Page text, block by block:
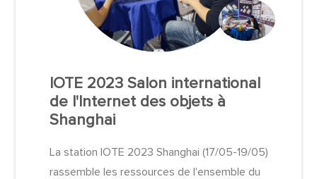
IOTE 2023 Salon international
de l'Internet des objets à
Shanghai
La station IOTE 2023 Shanghai (17/05-19/05)
rassemble les ressources de l'ensemble du